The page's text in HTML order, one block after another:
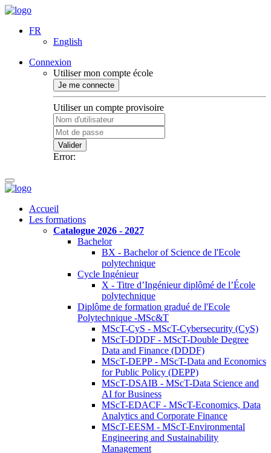
FR
English
Connexion
Utiliser mon compte école
Je me connecte
Utiliser un compte provisoire
Valider
Error:
Accueil
Les formations
Catalogue 2026 - 2027
Bachelor
BX - Bachelor of Science de l'Ecole
polytechnique
Cycle Ingénieur
X - Titre d’Ingénieur diplômé de l’École
polytechnique
Diplôme de formation gradué de l'Ecole
Polytechnique -MSc&T
MScT-CyS - MScT-Cybersecurity (CyS)
MScT-DDDF - MScT-Double Degree
Data and Finance (DDDF)
MScT-DEPP - MScT-Data and Economics
for Public Policy (DEPP)
MScT-DSAIB - MScT-Data Science and
AI for Business
MScT-EDACF - MScT-Economics, Data
Analytics and Corporate Finance
MScT-EESM - MScT-Environmental
Engineering and Sustainability
Management